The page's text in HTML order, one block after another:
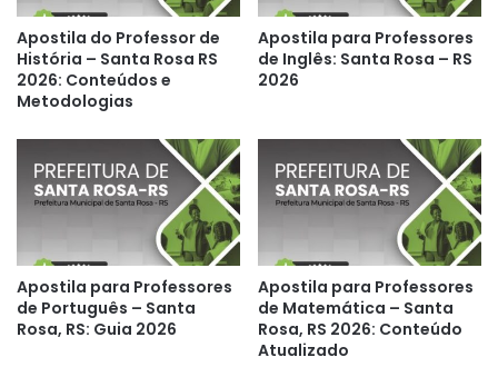
Apostila do Professor de
História – Santa Rosa RS
2026: Conteúdos e
Metodologias
Apostila para Professores
de Inglês: Santa Rosa – RS
2026
Apostila para Professores
de Português – Santa
Rosa, RS: Guia 2026
Apostila para Professores
de Matemática – Santa
Rosa, RS 2026: Conteúdo
Atualizado